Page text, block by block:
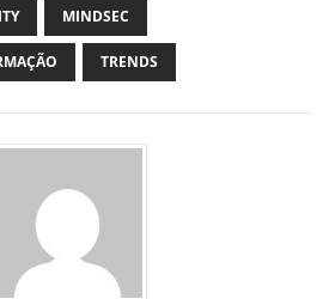
MINDSEC
TRENDS